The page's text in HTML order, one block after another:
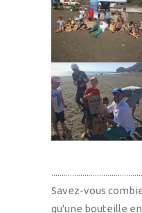
Savez-vous
qu'une bouteille